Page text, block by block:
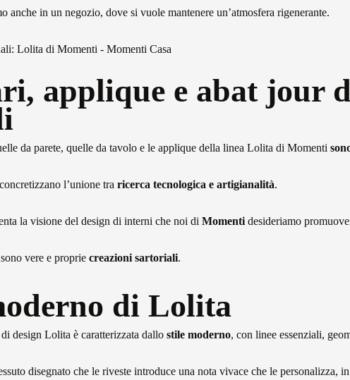
anche in un negozio, dove si vuole mantenere un’atmosfera rigenerante.
applique e abat jour
da parete, quelle da tavolo e le applique della linea Lolita di Momenti
l’unione tra ricerca tecnologica e artigianalità.
la visione del design di interni che noi di Momenti desideriamo
vere e proprie creazioni sartoriali.
di Lolita
design Lolita è caratterizzata dallo stile moderno, con linee essenziali,
disegnato che le riveste introduce una nota vivace che le personalizza,